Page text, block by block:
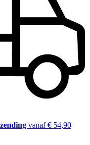
vanaf € 54,90